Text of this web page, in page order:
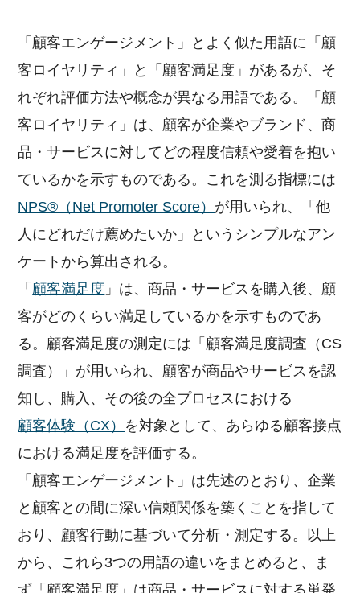
デジタルマーケティング
ツールの効果的な活用法
基本用語
活用事例
顧客分析手法
イベント
主な機能
料金
企業様活用事例
お役立ち資料
セミナー・イベント
私たちについて
「顧客エンゲージメント」とよく似た用語に「顧
客ロイヤリティ」と「顧客満足度」があるが、そ
れぞれ評価方法や概念が異なる用語である。「顧
客ロイヤリティ」は、顧客が企業やブランド、商
品・サービスに対してどの程度信頼や愛着を抱い
ているかを示すものである。これを測る指標には
NPS®（Net Promoter Score） が用いられ、「他
人にどれだけ薦めたいか」というシンプルなアン
ケートから算出される。
「 顧客満足度 」は、商品・サービスを購入後、顧
客がどのくらい満足しているかを示すものであ
る。顧客満足度の測定には「顧客満足度調査（CS
調査）」が用いられ、顧客が商品やサービスを認
知し、購入、その後の全プロセスにおける
顧客体験（CX） を対象として、あらゆる顧客接点
における満足度を評価する。
「顧客エンゲージメント」は先述のとおり、企業
と顧客との間に深い信頼関係を築くことを指して
おり、顧客行動に基づいて分析・測定する。以上
から、これら3つの用語の違いをまとめると、ま
ず「顧客満足度」は商品・サービスに対する単発